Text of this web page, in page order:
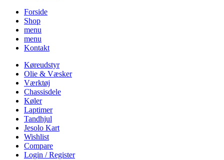
Forside
Shop
menu
menu
Kontakt
Køreudstyr
Olie & Væsker
Værktøj
Chassisdele
Køler
Laptimer
Tandhjul
Jesolo Kart
Wishlist
Compare
Login / Register